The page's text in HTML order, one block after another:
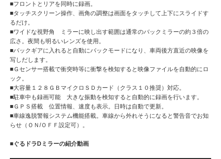
■フロントとリアを同時に録画。
■タッチスクリーン操作、画角の調整は画面をタッチして上下にスライドす
るだけ。
■ワイドな視野角 ミラーに映し出す範囲は通常のバックミラーの約３倍の
広さ。夜間も明るいレンズを使用。
■バックギアに入れると自動にバックモードになり、車両後方直近の映像を
写しだします。
■Ｇセンサー搭載で衝突時等に衝撃を検知すると映像ファイルを自動的にロ
ック。
■大容量１２８ＧＢマイクロＳＤカード（クラス１０推奨）対応。
■駐車中も録画可能 大きな振動を検知すると自動的に録画を行います。
■ＧＰＳ搭載 位置情報、速度も表示。日時は自動で更新。
■車線逸脱警報システム機能搭載。車線から外れそうになると警告音でお知
らせ（ＯＮ/ＯＦＦ設定可）。
■ぐるドラDミラーの紹介動画